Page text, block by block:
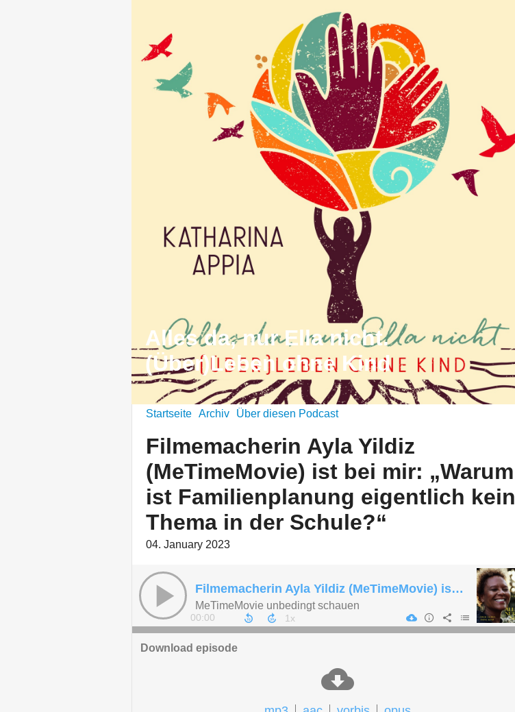
Alles da, nur Ella nicht.
(Über)Leben ohne Kind
Startseite Archiv Über diesen Podcast
Filmemacherin Ayla Yildiz
(MeTimeMovie) ist bei mir: „Warum
ist Familienplanung eigentlich kein
Thema in der Schule?“
04. January 2023
Filmemacherin Ayla Yildiz (MeTimeMovie) ist bei mir: „Warum ist Familienplanung eigentlich kein Thema in der Schule?“
MeTimeMovie unbedingt schauen
00:00
Download episode